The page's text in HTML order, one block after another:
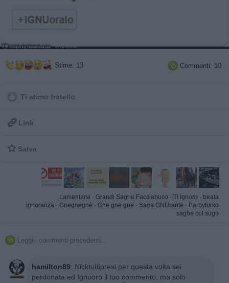
Stime: 13  Commenti: 10
Ti stimo fratello
 Link
 Salva
Lamentarsi · Grandi Saghe Facciabuco · Ti Ignoro · beata
ignoranza · Gnegnegnè · Gne gne gne · Saga GNUrante · Barbyturko
saghe col sugo
 Leggi i commenti precedenti...
hamilton89: Nicktuttipresi per questa volta sei
perdonata ed Ignuoro il tuo commento, ma solo